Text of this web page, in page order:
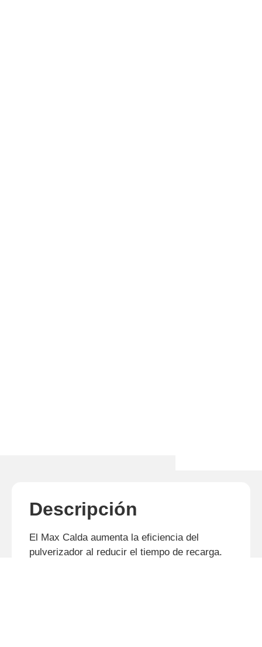
Descripción
El Max Calda aumenta la eficiencia del
pulverizador al reducir el tiempo de recarga.